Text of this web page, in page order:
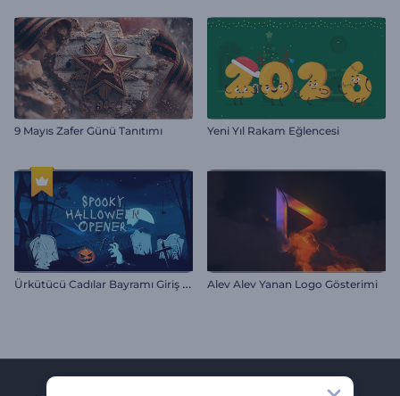
9 Mayıs Zafer Günü Tanıtımı Yeni Yıl Rakam Eğlencesi
Ü
rkütücü Cadılar Bayramı Giriş Videosu Alev Alev Yanan Logo Gösterimi